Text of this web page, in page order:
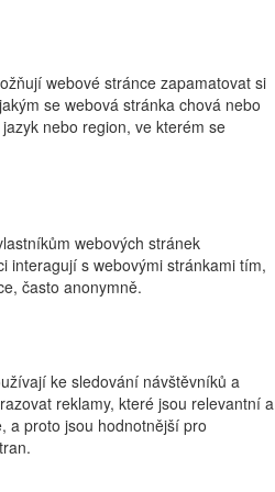
webové stránce zapamatovat si
se webová stránka chová nebo
nebo region, ve kterém se
webových stránek
interagují s webovými stránkami tím,
často anonymně.
ke sledování návštěvníků a
reklamy, které jsou relevantní a
a proto jsou hodnotnější pro